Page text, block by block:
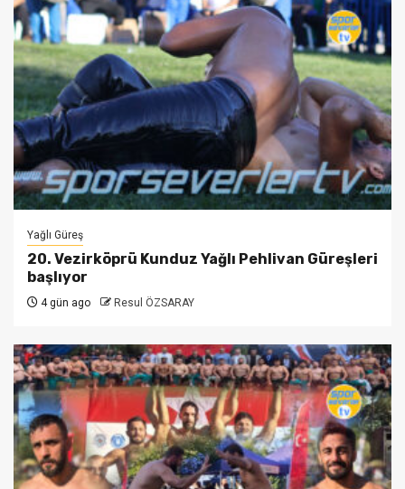
Yağlı Güreş
20. Vezirköprü Kunduz Yağlı Pehlivan Güreşleri
başlıyor
4 gün ago Resul ÖZSARAY